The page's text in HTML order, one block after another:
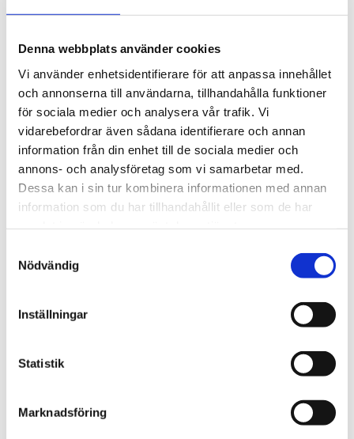
Denna webbplats använder cookies
Vi använder enhetsidentifierare för att anpassa innehållet
och annonserna till användarna, tillhandahålla funktioner
för sociala medier och analysera vår trafik. Vi
vidarebefordrar även sådana identifierare och annan
information från din enhet till de sociala medier och
annons- och analysföretag som vi samarbetar med.
Dessa kan i sin tur kombinera informationen med annan
information som du har tillhandahållit eller som de har
Nödvändig
Inställningar
Statistik
Marknadsföring
CFXT-H